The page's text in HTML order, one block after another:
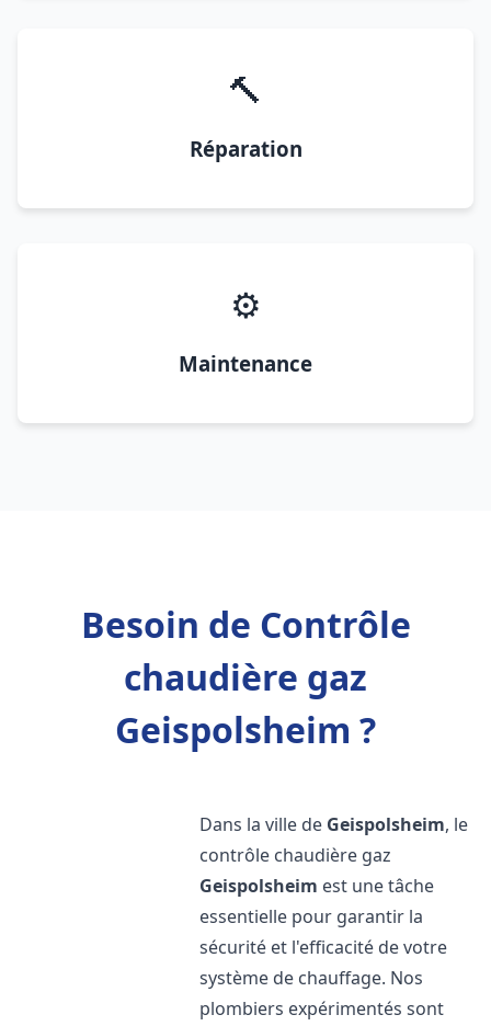
🔨
Réparation
⚙️
Maintenance
Besoin de Contrôle
chaudière gaz
Geispolsheim ?
Dans la ville de Geispolsheim, le
contrôle chaudière gaz
Geispolsheim est une tâche
essentielle pour garantir la
sécurité et l'efficacité de votre
système de chauffage. Nos
plombiers expérimentés sont